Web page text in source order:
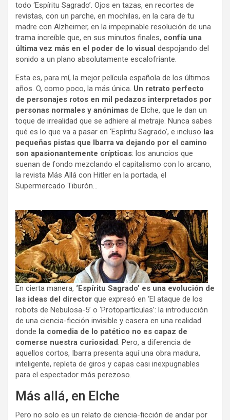
todo ‘Espíritu Sagrado’. Ojos en tazas, en recortes de
revistas, con un parche, en mochilas, en la cara de tu
madre con Alzheimer, en la impepinable resolución de una
trama increíble que, en sus minutos finales, confía una
última vez más en el poder de lo visual despojando del
sonido a un plano absolutamente escalofriante.
Esta es, para mí, la mejor película española de los últimos
años. O, como poco, la más única. Un retrato perfecto
de personajes rotos en mil pedazos interpretados por
personas normales y anónimas de Elche, que le dan un
toque de irrealidad que se adhiere al metraje. Nunca sabes
qué es lo que va a pasar en ‘Espíritu Sagrado’, e incluso las
pequeñas pistas que Ibarra va dejando por el camino
son apasionantemente crípticas: los anuncios que
suenan de fondo mezclando el capitalismo con lo arcano,
la revista Más Allá con Hitler en la portada, el
Supermercado Tiburón…
En cierta manera, ‘Espíritu Sagrado’ es una evolución de
las ideas del director que expresó en ‘El ataque de los
robots de Nebulosa-5’ o ‘Protopartículas’: la introducción
de una ciencia-ficción invisible y casera en una realidad
donde la comedia de lo patético no es capaz de
comerse nuestra curiosidad. Pero, a diferencia de
aquellos cortos, Ibarra presenta aquí una obra madura,
inteligente, repleta de giros y capas casi inexpugnables
para el espectador más perezoso.
Más allá, en Elche
Pero no solo es un relato de ciencia-ficción de andar por